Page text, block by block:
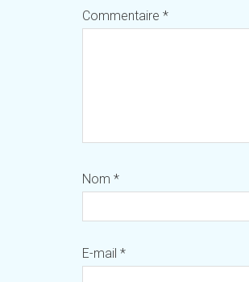
Commentaire *
Nom *
E-mail *